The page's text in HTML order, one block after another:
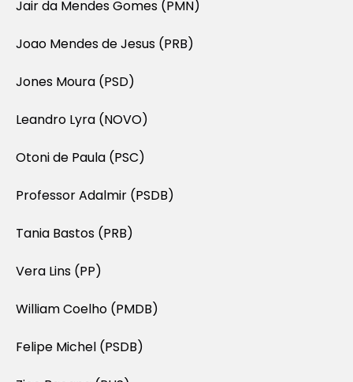
Jair da Mendes Gomes (PMN)
Joao Mendes de Jesus (PRB)
Jones Moura (PSD)
Leandro Lyra (NOVO)
Otoni de Paula (PSC)
Professor Adalmir (PSDB)
Tania Bastos (PRB)
Vera Lins (PP)
William Coelho (PMDB)
Felipe Michel (PSDB)